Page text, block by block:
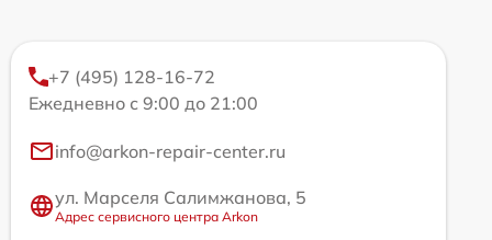
+7 (495) 128-16-72
Ежедневно с 9:00 до 21:00
info@arkon-repair-center.ru
ул. Марселя Салимжанова, 5
Адрес сервисного центра Arkon